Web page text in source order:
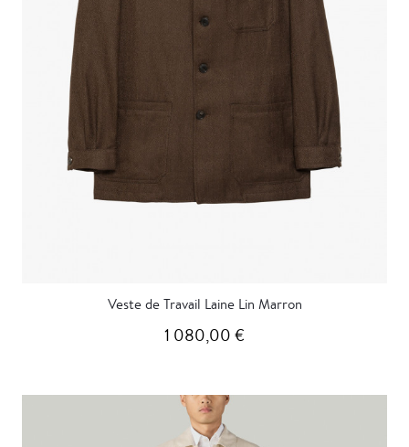
Veste de Travail Laine Lin Marron
1 080,00 €